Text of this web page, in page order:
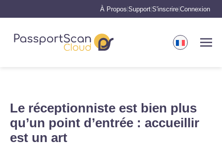
À Propos Support S'inscrire Connexion
Le réceptionniste est bien plus
qu’un point d’entrée : accueillir
est un art